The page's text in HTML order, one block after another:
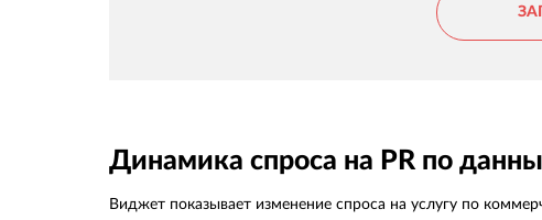
Динамика спроса на PR по
Виджет показывает изменение спроса на услугу по